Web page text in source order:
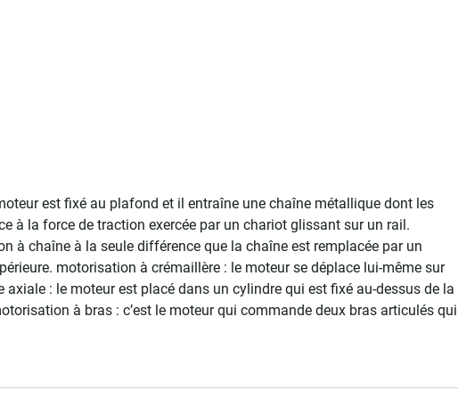
est fixé au plafond et il entraîne une chaîne métallique dont les
à la force de traction exercée par un chariot glissant sur un rail.
à chaîne à la seule différence que la chaîne est remplacée par un
motorisation à crémaillère : le moteur se déplace lui-même sur
: le moteur est placé dans un cylindre qui est fixé au-dessus de la
à bras : c’est le moteur qui commande deux bras articulés qui